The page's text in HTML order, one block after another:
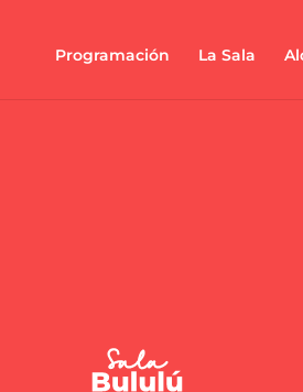
Programación La Sala